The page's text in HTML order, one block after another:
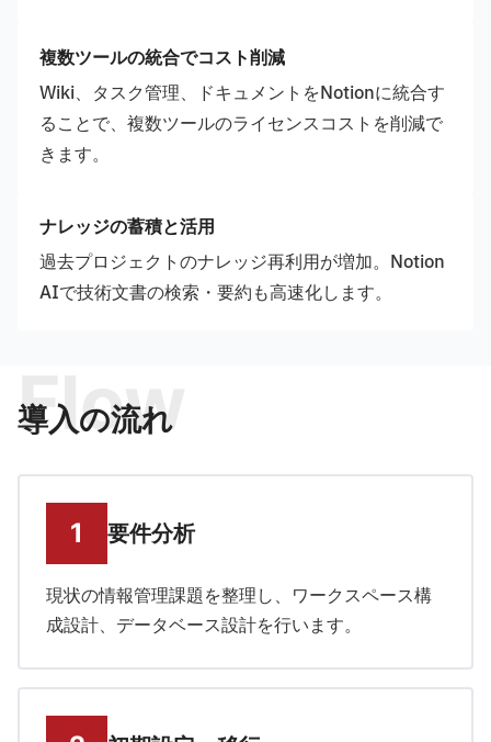
複数ツールの統合でコスト削減
Wiki、タスク管理、ドキュメントをNotionに統合す
ることで、複数ツールのライセンスコストを削減で
きます。
ナレッジの蓄積と活用
過去プロジェクトのナレッジ再利用が増加。Notion
AIで技術文書の検索・要約も高速化します。
導入の流れ
Flow
要件分析
現状の情報管理課題を整理し、ワークスペース構
成設計、データベース設計を行います。